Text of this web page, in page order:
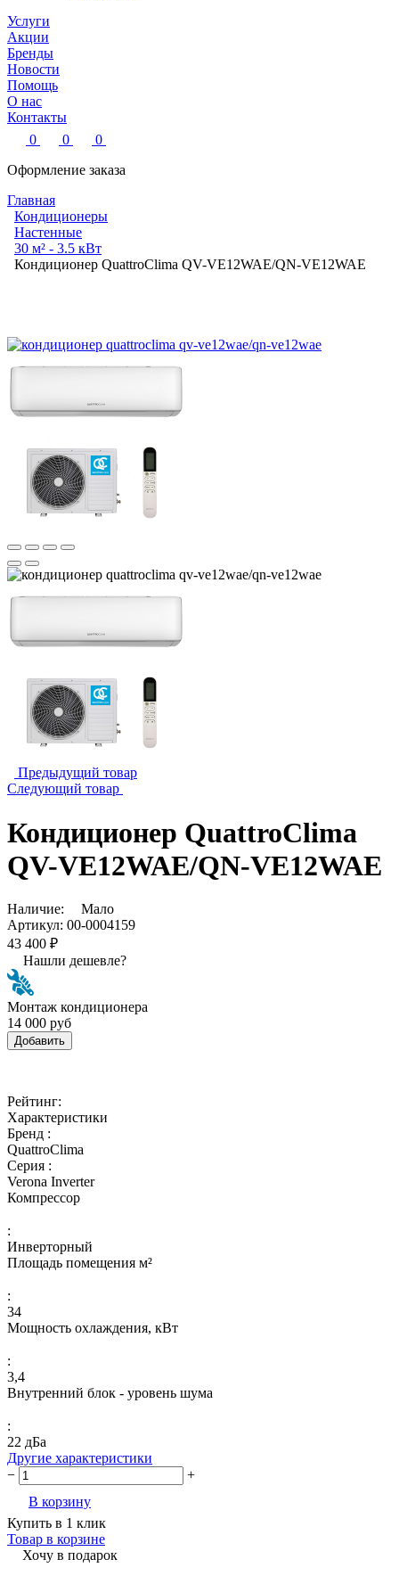
Услуги
Акции
Бренды
Новости
Помощь
О нас
Контакты
0
0
0
Оформление заказа
Главная
Кондиционеры
Настенные
30 м² - 3.5 кВт
Кондиционер QuattroСlima QV-VE12WAE/QN-VE12WAE
Предыдущий товар
Следующий товар
Кондиционер QuattroСlima
QV-VE12WAE/QN-VE12WAE
Наличие:
Мало
Артикул: 00-0004159
43 400 ₽
Нашли дешевле?
Монтаж кондиционера
14 000 руб
Добавить
Рейтинг:
Характеристики
Бренд :
QuattroClima
Серия :
Verona Inverter
Компрессор
:
Инверторный
Площадь помещения м²
:
34
Мощность охлаждения, кВт
:
3,4
Внутренний блок - уровень шума
:
22 дБа
Другие характеристики
−
+
В корзину
Купить в 1 клик
Товар в корзине
Хочу в подарок